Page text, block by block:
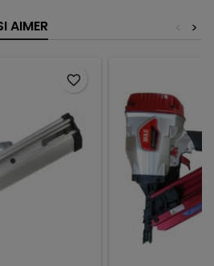
AIMER >
<
favorite_border